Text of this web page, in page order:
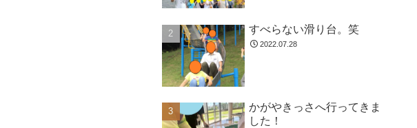
すべらない滑り台。笑
2022.07.28
かがやきっさへ行ってきま
した！